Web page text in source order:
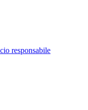
responsabile